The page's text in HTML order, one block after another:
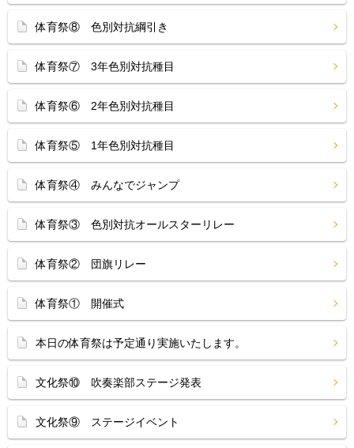
体育祭⑧ 色別対抗綱引き
体育祭⑦ 3年色別対抗種目
体育祭⑥ 2年色別対抗種目
体育祭⑤ 1年色別対抗種目
体育祭④ みんなでジャンプ
体育祭③ 色別対抗オールスターリレー
体育祭② 団旗リレー
体育祭① 開催式
本日の体育祭は予定通り実施いたします。
文化祭⑩ 吹奏楽部ステージ発表
文化祭⑨ ステージイベント